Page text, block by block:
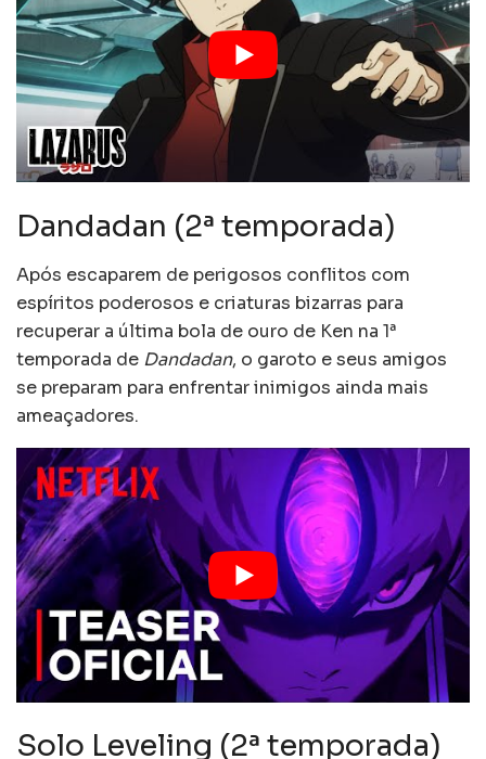
Dandadan (2ª temporada)
Após escaparem de perigosos conflitos com
espíritos poderosos e criaturas bizarras para
recuperar a última bola de ouro de Ken na 1ª
temporada de Dandadan, o garoto e seus amigos
se preparam para enfrentar inimigos ainda mais
ameaçadores.
Solo Leveling (2ª temporada)